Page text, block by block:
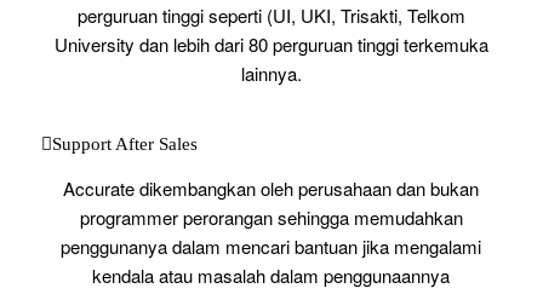
perguruan tinggi seperti (UI, UKI, Trisakti, Telkom
University dan lebih dari 80 perguruan tinggi terkemuka
lainnya.
Support After Sales
Accurate dikembangkan oleh perusahaan dan bukan
programmer perorangan sehingga memudahkan
penggunanya dalam mencari bantuan jika mengalami
kendala atau masalah dalam penggunaannya